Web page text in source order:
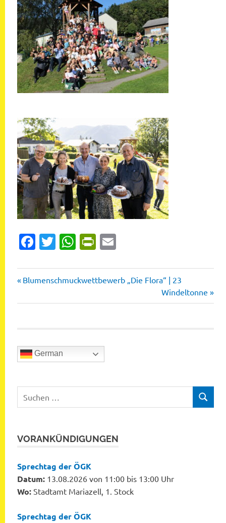
Facebook
Twitter
WhatsApp
PrintFriendly
Beitragsnavigation
Vorheriger
Blumenschmuckwettbewerb „Die Flora“ | 23
Nächster
Beitrag:
Windeltonne
German
nach:
SUCHEN
VORANKÜNDIGUNGEN
Sprechtag der ÖGK
Datum: 13.08.2026 von 11:00 bis 13:00 Uhr
Wo: Stadtamt Mariazell, 1. Stock
Sprechtag der ÖGK